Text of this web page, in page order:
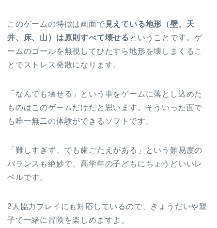
このゲームの特徴は画面で 見えている地形（壁、天
井、床、山）は原則すべて壊せる ということです。ゲ
ームのゴールを無視してひたすら地形を壊しまくるこ
とでストレス発散になります。
「なんでも壊せる」という事をゲームに落とし込めた
ものはこのゲームだけだと思います。そういった面で
も唯一無二の体験ができるソフトです。
「難しすぎず、でも歯ごたえがある」という難易度の
バランスも絶妙で、高学年の子どもにちょうどいいレ
ベルです。
2人協力プレイにも対応しているので、きょうだいや親
子で一緒に冒険を楽しめますよ。